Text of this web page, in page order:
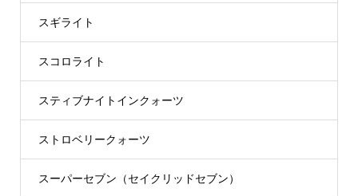
スギライト
スコロライト
スティブナイトインクォーツ
ストロベリークォーツ
スーパーセブン（セイクリッドセブン）